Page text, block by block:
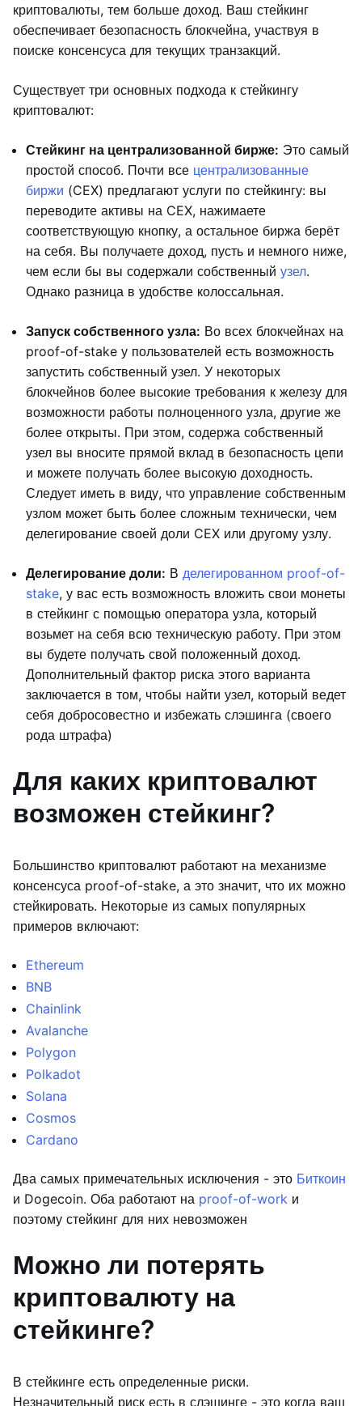
криптовалюты, тем больше доход. Ваш стейкинг
обеспечивает безопасность блокчейна, участвуя в
поиске консенсуса для текущих транзакций.
Существует три основных подхода к стейкингу
криптовалют:
Стейкинг на централизованной бирже: Это самый
простой способ. Почти все централизованные
биржи (CEX) предлагают услуги по стейкингу: вы
переводите активы на CEX, нажимаете
соответствующую кнопку, а остальное биржа берёт
на себя. Вы получаете доход, пусть и немного ниже,
чем если бы вы содержали собственный узел.
Однако разница в удобстве колоссальная.
Запуск собственного узла: Во всех блокчейнах на
proof-of-stake у пользователей есть возможность
запустить собственный узел. У некоторых
блокчейнов более высокие требования к железу для
возможности работы полноценного узла, другие же
более открыты. При этом, содержа собственный
узел вы вносите прямой вклад в безопасность цепи
и можете получать более высокую доходность.
Следует иметь в виду, что управление собственным
узлом может быть более сложным технически, чем
делегирование своей доли CEX или другому узлу.
Делегирование доли: В делегированном proof-of-
stake, у вас есть возможность вложить свои монеты
в стейкинг с помощью оператора узла, который
возьмет на себя всю техническую работу. При этом
вы будете получать свой положенный доход.
Дополнительный фактор риска этого варианта
заключается в том, чтобы найти узел, который ведет
себя добросовестно и избежать слэшинга (своего
рода штрафа)
Для каких криптовалют
возможен стейкинг?
Большинство криптовалют работают на механизме
консенсуса proof-of-stake, а это значит, что их можно
стейкировать. Некоторые из самых популярных
примеров включают:
Ethereum
BNB
Chainlink
Avalanche
Polygon
Polkadot
Solana
Cosmos
Cardano
Два самых примечательных исключения - это Биткоин
и Dogecoin. Оба работают на proof-of-work и
поэтому стейкинг для них невозможен
Можно ли потерять
криптовалюту на
стейкинге?
В стейкинге есть определенные риски.
Незначительный риск есть в слэшинге - это когда ваш